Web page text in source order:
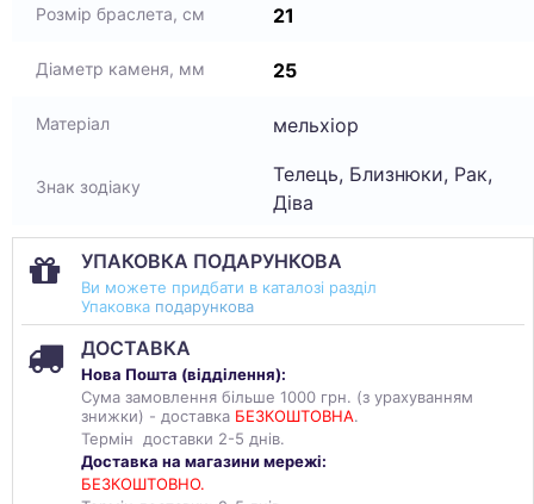
Розмір браслета, см 21
Діаметр каменя, мм 25
Матеріал мельхіор
Знак зодіаку
Телець, Близнюки, Рак,
Діва
УПАКОВКА ПОДАРУНКОВА
Ви можете придбати в каталозі разділ
Упаковка подарункова
ДОСТАВКА
Нова Пошта (відділення):
Сума замовлення більше 1000 грн. (з урахуванням
знижки) - доставка БЕЗКОШТОВНА.
Термін доставки 2-5 днів.
Доставка на магазини мережі:
БЕЗКОШТОВНО.